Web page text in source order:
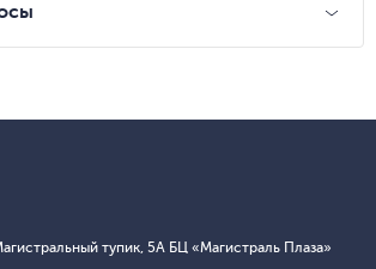
тупик, 5А БЦ «Магистраль Плаза»